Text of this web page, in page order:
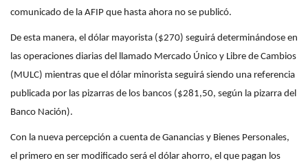
comunicado de la AFIP que hasta ahora no se publicó.
De esta manera, el dólar mayorista ($270) seguirá determinándose en
las operaciones diarias del llamado Mercado Único y Libre de Cambios
(MULC) mientras que el dólar minorista seguirá siendo una referencia
publicada por las pizarras de los bancos ($281,50, según la pizarra del
Banco Nación).
Con la nueva percepción a cuenta de Ganancias y Bienes Personales,
el primero en ser modificado será el dólar ahorro, el que pagan los